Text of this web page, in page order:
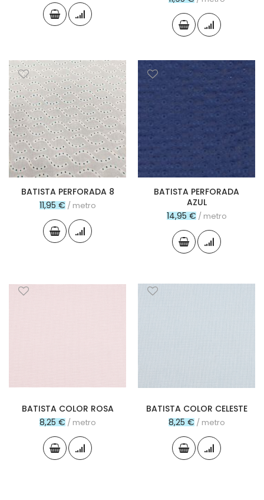
BATISTA PERFORADA 8
11,95 € / metro
BATISTA PERFORADA
AZUL
14,95 € / metro
BATISTA COLOR ROSA
8,25 € / metro
BATISTA COLOR CELESTE
8,25 € / metro